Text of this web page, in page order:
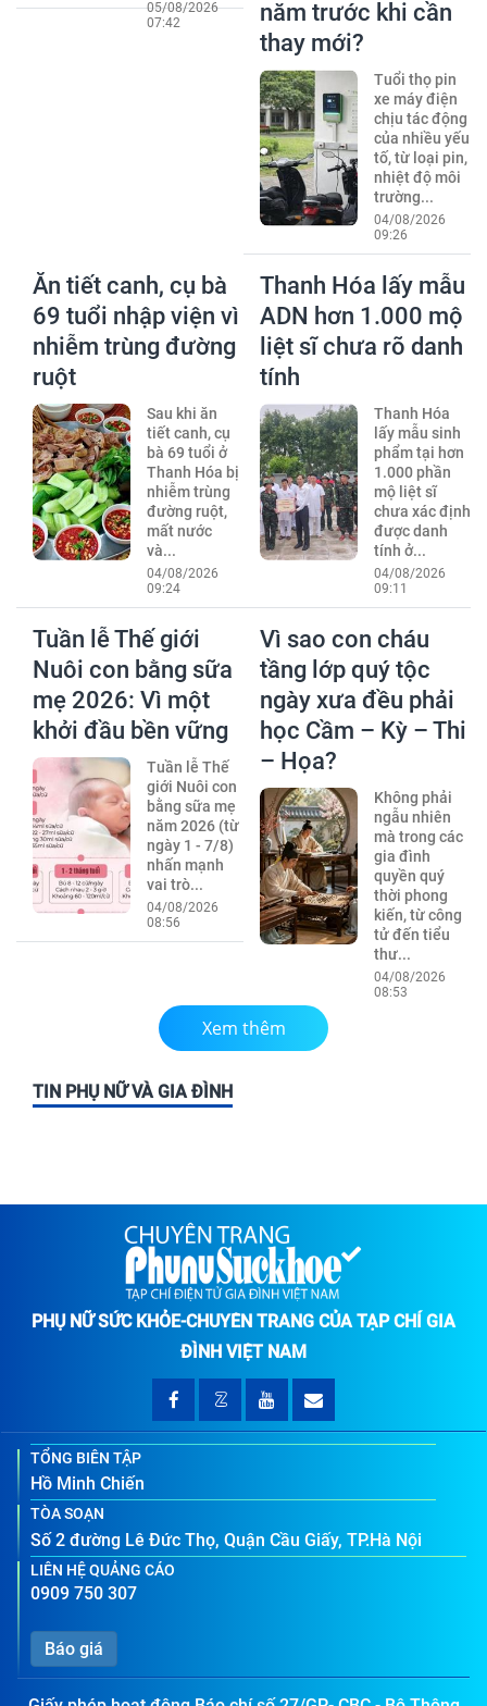
05/08/2026
07:42
năm trước khi cần
thay mới?
Tuổi thọ pin
xe máy điện
chịu tác động
của nhiều yếu
tố, từ loại pin,
nhiệt độ môi
trường...
04/08/2026
09:26
Ăn tiết canh, cụ bà
69 tuổi nhập viện vì
nhiễm trùng đường
ruột
Sau khi ăn
tiết canh, cụ
bà 69 tuổi ở
Thanh Hóa bị
nhiễm trùng
đường ruột,
mất nước
và...
04/08/2026
09:24
Thanh Hóa lấy mẫu
ADN hơn 1.000 mộ
liệt sĩ chưa rõ danh
tính
Thanh Hóa
lấy mẫu sinh
phẩm tại hơn
1.000 phần
mộ liệt sĩ
chưa xác định
được danh
tính ở...
04/08/2026
09:11
Tuần lễ Thế giới
Nuôi con bằng sữa
mẹ 2026: Vì một
khởi đầu bền vững
Tuần lễ Thế
giới Nuôi con
bằng sữa mẹ
năm 2026 (từ
ngày 1 - 7/8)
nhấn mạnh
vai trò...
04/08/2026
08:56
Vì sao con cháu
tầng lớp quý tộc
ngày xưa đều phải
học Cầm – Kỳ – Thi
– Họa?
Không phải
ngẫu nhiên
mà trong các
gia đình
quyền quý
thời phong
kiến, từ công
tử đến tiểu
thư...
04/08/2026
08:53
Xem thêm
TIN PHỤ NỮ VÀ GIA ĐÌNH
PHỤ NỮ SỨC KHỎE-CHUYÊN TRANG CỦA TẠP CHÍ GIA
ĐÌNH VIỆT NAM
TỔNG BIÊN TẬP
Hồ Minh Chiến
TÒA SOẠN
Số 2 đường Lê Đức Thọ, Quận Cầu Giấy, TP.Hà Nội
LIÊN HỆ QUẢNG CÁO
0909 750 307
Báo giá